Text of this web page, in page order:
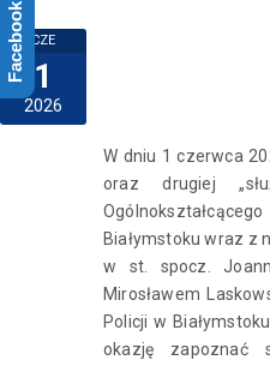
CZE
1
2026
W dniu 1 czerwca
oraz drugiej
Białymstoku wraz z
w st. spocz.
Mirosławem
Policji w
okazję zapoznać
Facebook